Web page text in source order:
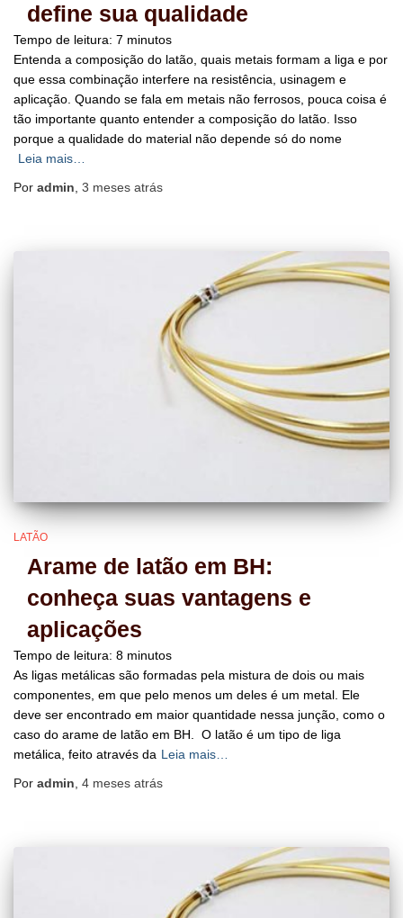
define sua qualidade
Tempo de leitura: 7 minutos
Entenda a composição do latão, quais metais formam a liga e por
que essa combinação interfere na resistência, usinagem e
aplicação. Quando se fala em metais não ferrosos, pouca coisa é
tão importante quanto entender a composição do latão. Isso
porque a qualidade do material não depende só do nome
Leia mais…
Por admin, 3 meses atrás
LATÃO
Arame de latão em BH:
conheça suas vantagens e
aplicações
Tempo de leitura: 8 minutos
As ligas metálicas são formadas pela mistura de dois ou mais
componentes, em que pelo menos um deles é um metal. Ele
deve ser encontrado em maior quantidade nessa junção, como o
caso do arame de latão em BH. O latão é um tipo de liga
metálica, feito através da Leia mais…
Por admin 4 meses atrás